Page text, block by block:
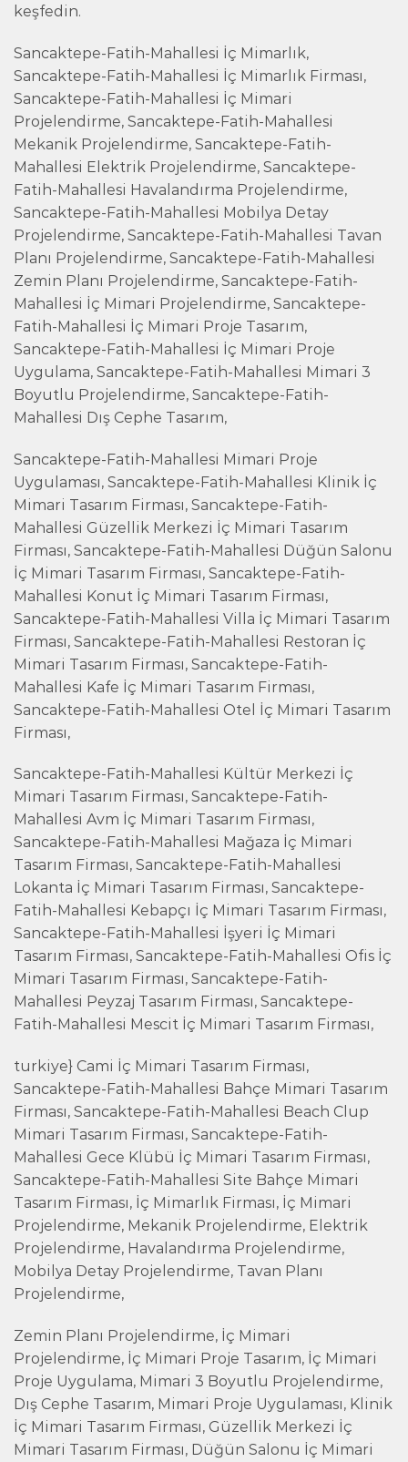
keşfedin.
Sancaktepe-Fatih-Mahallesi İç Mimarlık,
Sancaktepe-Fatih-Mahallesi İç Mimarlık Firması,
Sancaktepe-Fatih-Mahallesi İç Mimari
Projelendirme, Sancaktepe-Fatih-Mahallesi
Mekanik Projelendirme, Sancaktepe-Fatih-
Mahallesi Elektrik Projelendirme, Sancaktepe-
Fatih-Mahallesi Havalandırma Projelendirme,
Sancaktepe-Fatih-Mahallesi Mobilya Detay
Projelendirme, Sancaktepe-Fatih-Mahallesi Tavan
Planı Projelendirme, Sancaktepe-Fatih-Mahallesi
Zemin Planı Projelendirme, Sancaktepe-Fatih-
Mahallesi İç Mimari Projelendirme, Sancaktepe-
Fatih-Mahallesi İç Mimari Proje Tasarım,
Sancaktepe-Fatih-Mahallesi İç Mimari Proje
Uygulama, Sancaktepe-Fatih-Mahallesi Mimari 3
Boyutlu Projelendirme, Sancaktepe-Fatih-
Mahallesi Dış Cephe Tasarım,
Sancaktepe-Fatih-Mahallesi Mimari Proje
Uygulaması, Sancaktepe-Fatih-Mahallesi Klinik İç
Mimari Tasarım Firması, Sancaktepe-Fatih-
Mahallesi Güzellik Merkezi İç Mimari Tasarım
Firması, Sancaktepe-Fatih-Mahallesi Düğün Salonu
İç Mimari Tasarım Firması, Sancaktepe-Fatih-
Mahallesi Konut İç Mimari Tasarım Firması,
Sancaktepe-Fatih-Mahallesi Villa İç Mimari Tasarım
Firması, Sancaktepe-Fatih-Mahallesi Restoran İç
Mimari Tasarım Firması, Sancaktepe-Fatih-
Mahallesi Kafe İç Mimari Tasarım Firması,
Sancaktepe-Fatih-Mahallesi Otel İç Mimari Tasarım
Firması,
Sancaktepe-Fatih-Mahallesi Kültür Merkezi İç
Mimari Tasarım Firması, Sancaktepe-Fatih-
Mahallesi Avm İç Mimari Tasarım Firması,
Sancaktepe-Fatih-Mahallesi Mağaza İç Mimari
Tasarım Firması, Sancaktepe-Fatih-Mahallesi
Lokanta İç Mimari Tasarım Firması, Sancaktepe-
Fatih-Mahallesi Kebapçı İç Mimari Tasarım Firması,
Sancaktepe-Fatih-Mahallesi İşyeri İç Mimari
Tasarım Firması, Sancaktepe-Fatih-Mahallesi Ofis İç
Mimari Tasarım Firması, Sancaktepe-Fatih-
Mahallesi Peyzaj Tasarım Firması, Sancaktepe-
Fatih-Mahallesi Mescit İç Mimari Tasarım Firması,
turkiye} Cami İç Mimari Tasarım Firması,
Sancaktepe-Fatih-Mahallesi Bahçe Mimari Tasarım
Firması, Sancaktepe-Fatih-Mahallesi Beach Clup
Mimari Tasarım Firması, Sancaktepe-Fatih-
Mahallesi Gece Klübü İç Mimari Tasarım Firması,
Sancaktepe-Fatih-Mahallesi Site Bahçe Mimari
Tasarım Firması, İç Mimarlık Firması, İç Mimari
Projelendirme, Mekanik Projelendirme, Elektrik
Projelendirme, Havalandırma Projelendirme,
Mobilya Detay Projelendirme, Tavan Planı
Projelendirme,
Zemin Planı Projelendirme, İç Mimari
Projelendirme, İç Mimari Proje Tasarım, İç Mimari
Proje Uygulama, Mimari 3 Boyutlu Projelendirme,
Dış Cephe Tasarım, Mimari Proje Uygulaması, Klinik
İç Mimari Tasarım Firması, Güzellik Merkezi İç
Mimari Tasarım Firması, Düğün Salonu İç Mimari